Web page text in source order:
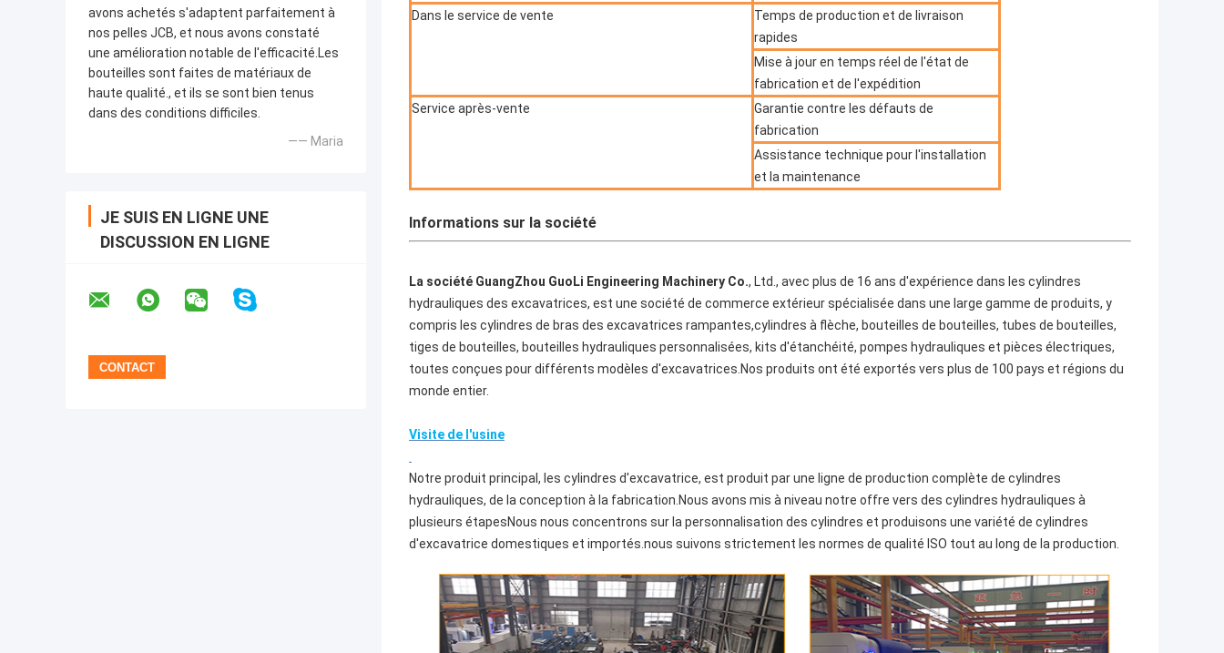
avons achetés s'adaptent parfaitement à
nos pelles JCB, et nous avons constaté
une amélioration notable de l'efficacité.Les
bouteilles sont faites de matériaux de
haute qualité., et ils se sont bien tenus
dans des conditions difficiles.
—— Maria
JE SUIS EN LIGNE UNE
DISCUSSION EN LIGNE
Dans le service de vente
Temps de production et de livraison
rapides
Mise à jour en temps réel de l'état de
fabrication et de l'expédition
Service après-vente
Garantie contre les défauts de
fabrication
Assistance technique pour l'installation
et la maintenance
Informations sur la société
La société GuangZhou GuoLi Engineering Machinery Co., Ltd., avec plus de 16 ans d'expérience dans les cylindres
hydrauliques des excavatrices, est une société de commerce extérieur spécialisée dans une large gamme de produits, y
compris les cylindres de bras des excavatrices rampantes,cylindres à flèche, bouteilles de bouteilles, tubes de bouteilles,
tiges de bouteilles, bouteilles hydrauliques personnalisées, kits d'étanchéité, pompes hydrauliques et pièces électriques,
toutes conçues pour différents modèles d'excavatrices.Nos produits ont été exportés vers plus de 100 pays et régions du
monde entier.
Visite de l'usine
Notre produit principal, les cylindres d'excavatrice, est produit par une ligne de production complète de cylindres
hydrauliques, de la conception à la fabrication.Nous avons mis à niveau notre offre vers des cylindres hydrauliques à
plusieurs étapesNous nous concentrons sur la personnalisation des cylindres et produisons une variété de cylindres
d'excavatrice domestiques et importés.nous suivons strictement les normes de qualité ISO tout au long de la production.